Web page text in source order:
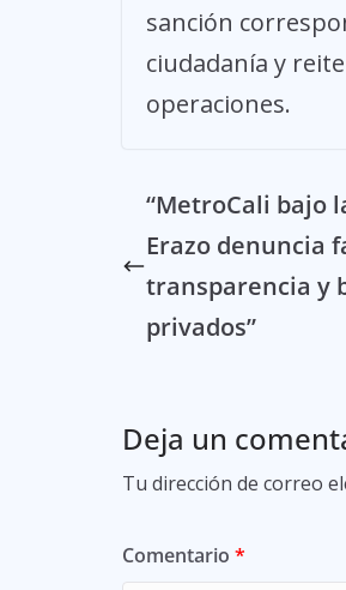
sanción
ciudadanía y
operaciones.
“MetroCali bajo
Erazo denuncia
transparencia y
privados”
Deja un
Tu dirección de correo
Comentario *